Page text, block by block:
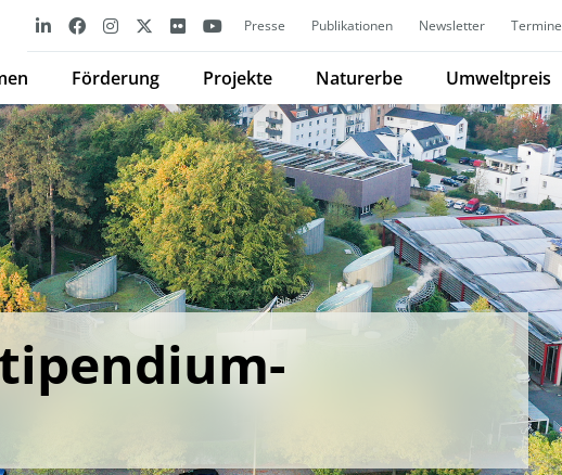
Presse Publikationen Newsletter Termine
Förderung Projekte Naturerbe Umweltpreis